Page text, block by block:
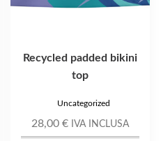
Recycled padded bikini
top
Uncategorized
28,00 € IVA INCLUSA